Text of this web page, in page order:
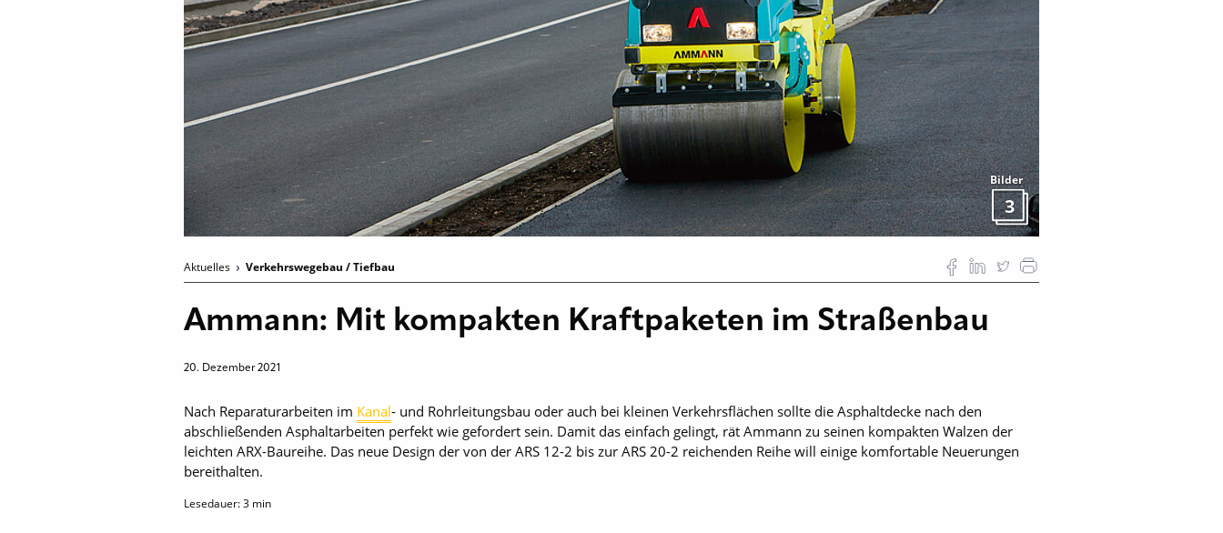
Bilder
3
Aktuelles Verkehrswegebau / Tiefbau
Ammann: Mit kompakten Kraftpaketen im Straßenbau
20. Dezember 2021
Nach Reparaturarbeiten im Kanal- und Rohrleitungsbau oder auch bei kleinen Verkehrsflächen sollte die Asphaltdecke nach den
abschließenden Asphaltarbeiten perfekt wie gefordert sein. Damit das einfach gelingt, rät Ammann zu seinen kompakten Walzen der
leichten ARX-Baureihe. Das neue Design der von der ARS 12-2 bis zur ARS 20-2 reichenden Reihe will einige komfortable Neuerungen
bereithalten.
Lesedauer:3 min